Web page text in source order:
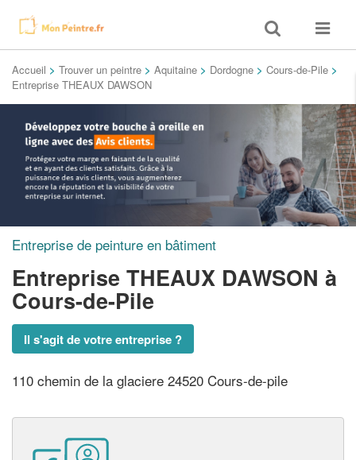
Toggle
search
Toggle
Accueil > Trouver un peintre > Aquitaine > Dordogne > Cours-de-Pile >
Entreprise THEAUX DAWSON
Entreprise de peinture en bâtiment
Entreprise THEAUX DAWSON à
Cours-de-Pile
Il s'agit de votre entreprise ?
110 chemin de la glaciere 24520 Cours-de-pile